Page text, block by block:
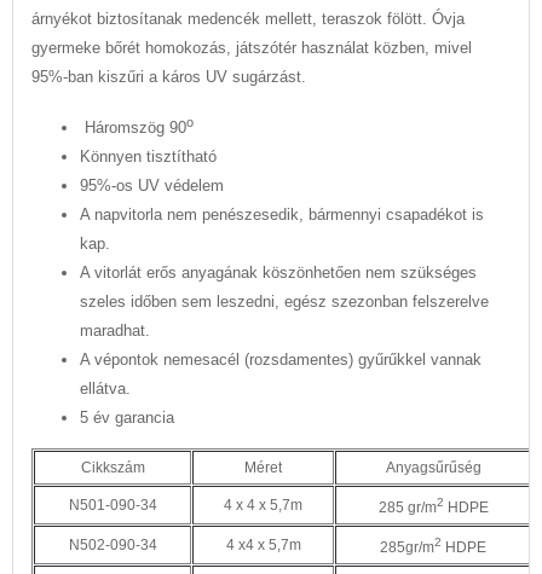
árnyékot biztosítanak medencék mellett, teraszok fölött. Óvja
gyermeke bőrét homokozás, játszótér használat közben, mivel
95%-ban kiszűri a káros UV sugárzást.
Háromszög 90o
​Könnyen tisztítható
95%-os UV védelem
A napvitorla nem penészesedik, bármennyi csapadékot is
kap.
A vitorlát erős anyagának köszönhetően nem szükséges
szeles időben sem leszedni, egész szezonban felszerelve
maradhat.
A vépontok nemesacél (rozsdamentes) gyűrűkkel vannak
ellátva.
5 év garancia
Cikkszám Méret Anyagsűrűség
N501-090-34 4 x 4 x 5,7m 285 gr/m2 HDPE
N502-090-34 4 x4 x 5,7m 285gr/m2 HDPE